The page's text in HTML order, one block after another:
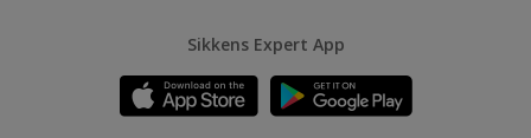
Sikkens Expert App